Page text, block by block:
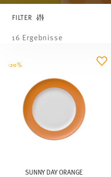
FILTER
16 Ergebnisse
SUNNY DAY ORANGE
-20%